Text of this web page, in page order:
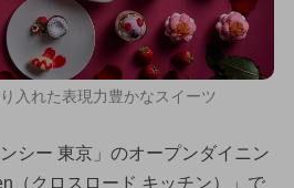
入れた表現力豊かなスイーツ
シー 東京」のオープンダイニン
（クロスロード キッチン）」で